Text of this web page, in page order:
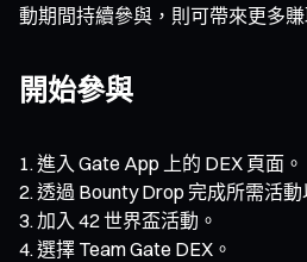
動期間持續參與，則可帶來更多
開始參與
進入 Gate App 上的 DEX 頁面。
透過 Bounty Drop 完成所需活動
加入 42 世界盃活動。
選擇 Team Gate DEX。